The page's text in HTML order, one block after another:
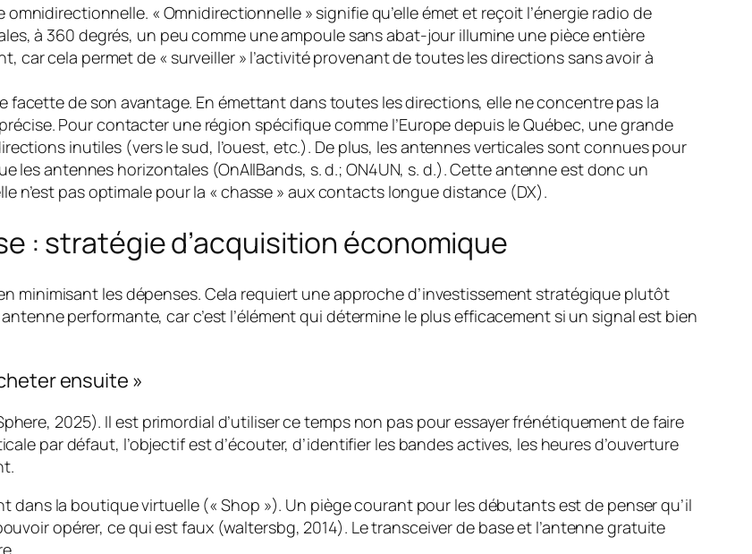
omnidirectionnelle. « Omnidirectionnelle » signifie qu’elle émet et reçoit l’énergie radio de
à 360 degrés, un peu comme une ampoule sans abat-jour illumine une pièce entière
car cela permet de « surveiller » l’activité provenant de toutes les directions sans avoir à
facette de son avantage. En émettant dans toutes les directions, elle ne concentre pas la
Pour contacter une région spécifique comme l’Europe depuis le Québec, une grande
inutiles (vers le sud, l’ouest, etc.). De plus, les antennes verticales sont connues pour
les antennes horizontales (OnAllBands, s. d.; ON4UN, s. d.). Cette antenne est donc un
n’est pas optimale pour la « chasse » aux contacts longue distance (DX).
: stratégie d’acquisition économique
minimisant les dépenses. Cela requiert une approche d’investissement stratégique plutôt
performante, car c’est l’élément qui détermine le plus efficacement si un signal est bien
ensuite »
2025). Il est primordial d’utiliser ce temps non pas pour essayer frénétiquement de faire
par défaut, l’objectif est d’écouter, d’identifier les bandes actives, les heures d’ouverture
dans la boutique virtuelle (« Shop »). Un piège courant pour les débutants est de penser qu’il
opérer, ce qui est faux (waltersbg, 2014). Le transceiver de base et l’antenne gratuite